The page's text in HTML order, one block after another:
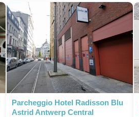
P
Parcheggio Hotel Radisson Blu
Astrid Antwerp Central